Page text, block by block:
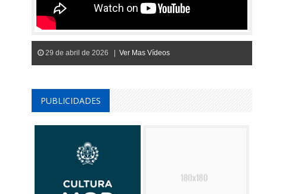
29 de abril de 2026 | Ver Mas Vídeos
PUBLICIDADES